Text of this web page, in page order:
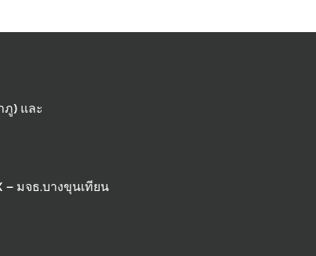
ภู) และ
– มจธ.บางขุนเทียน